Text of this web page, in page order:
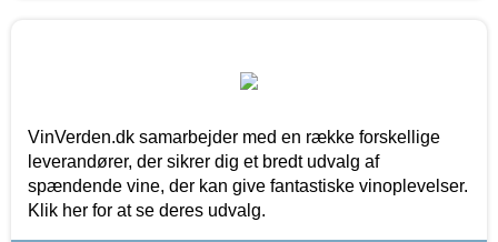
VinVerden.dk samarbejder med en række forskellige
leverandører, der sikrer dig et bredt udvalg af
spændende vine, der kan give fantastiske vinoplevelser.
Klik her for at se deres udvalg.